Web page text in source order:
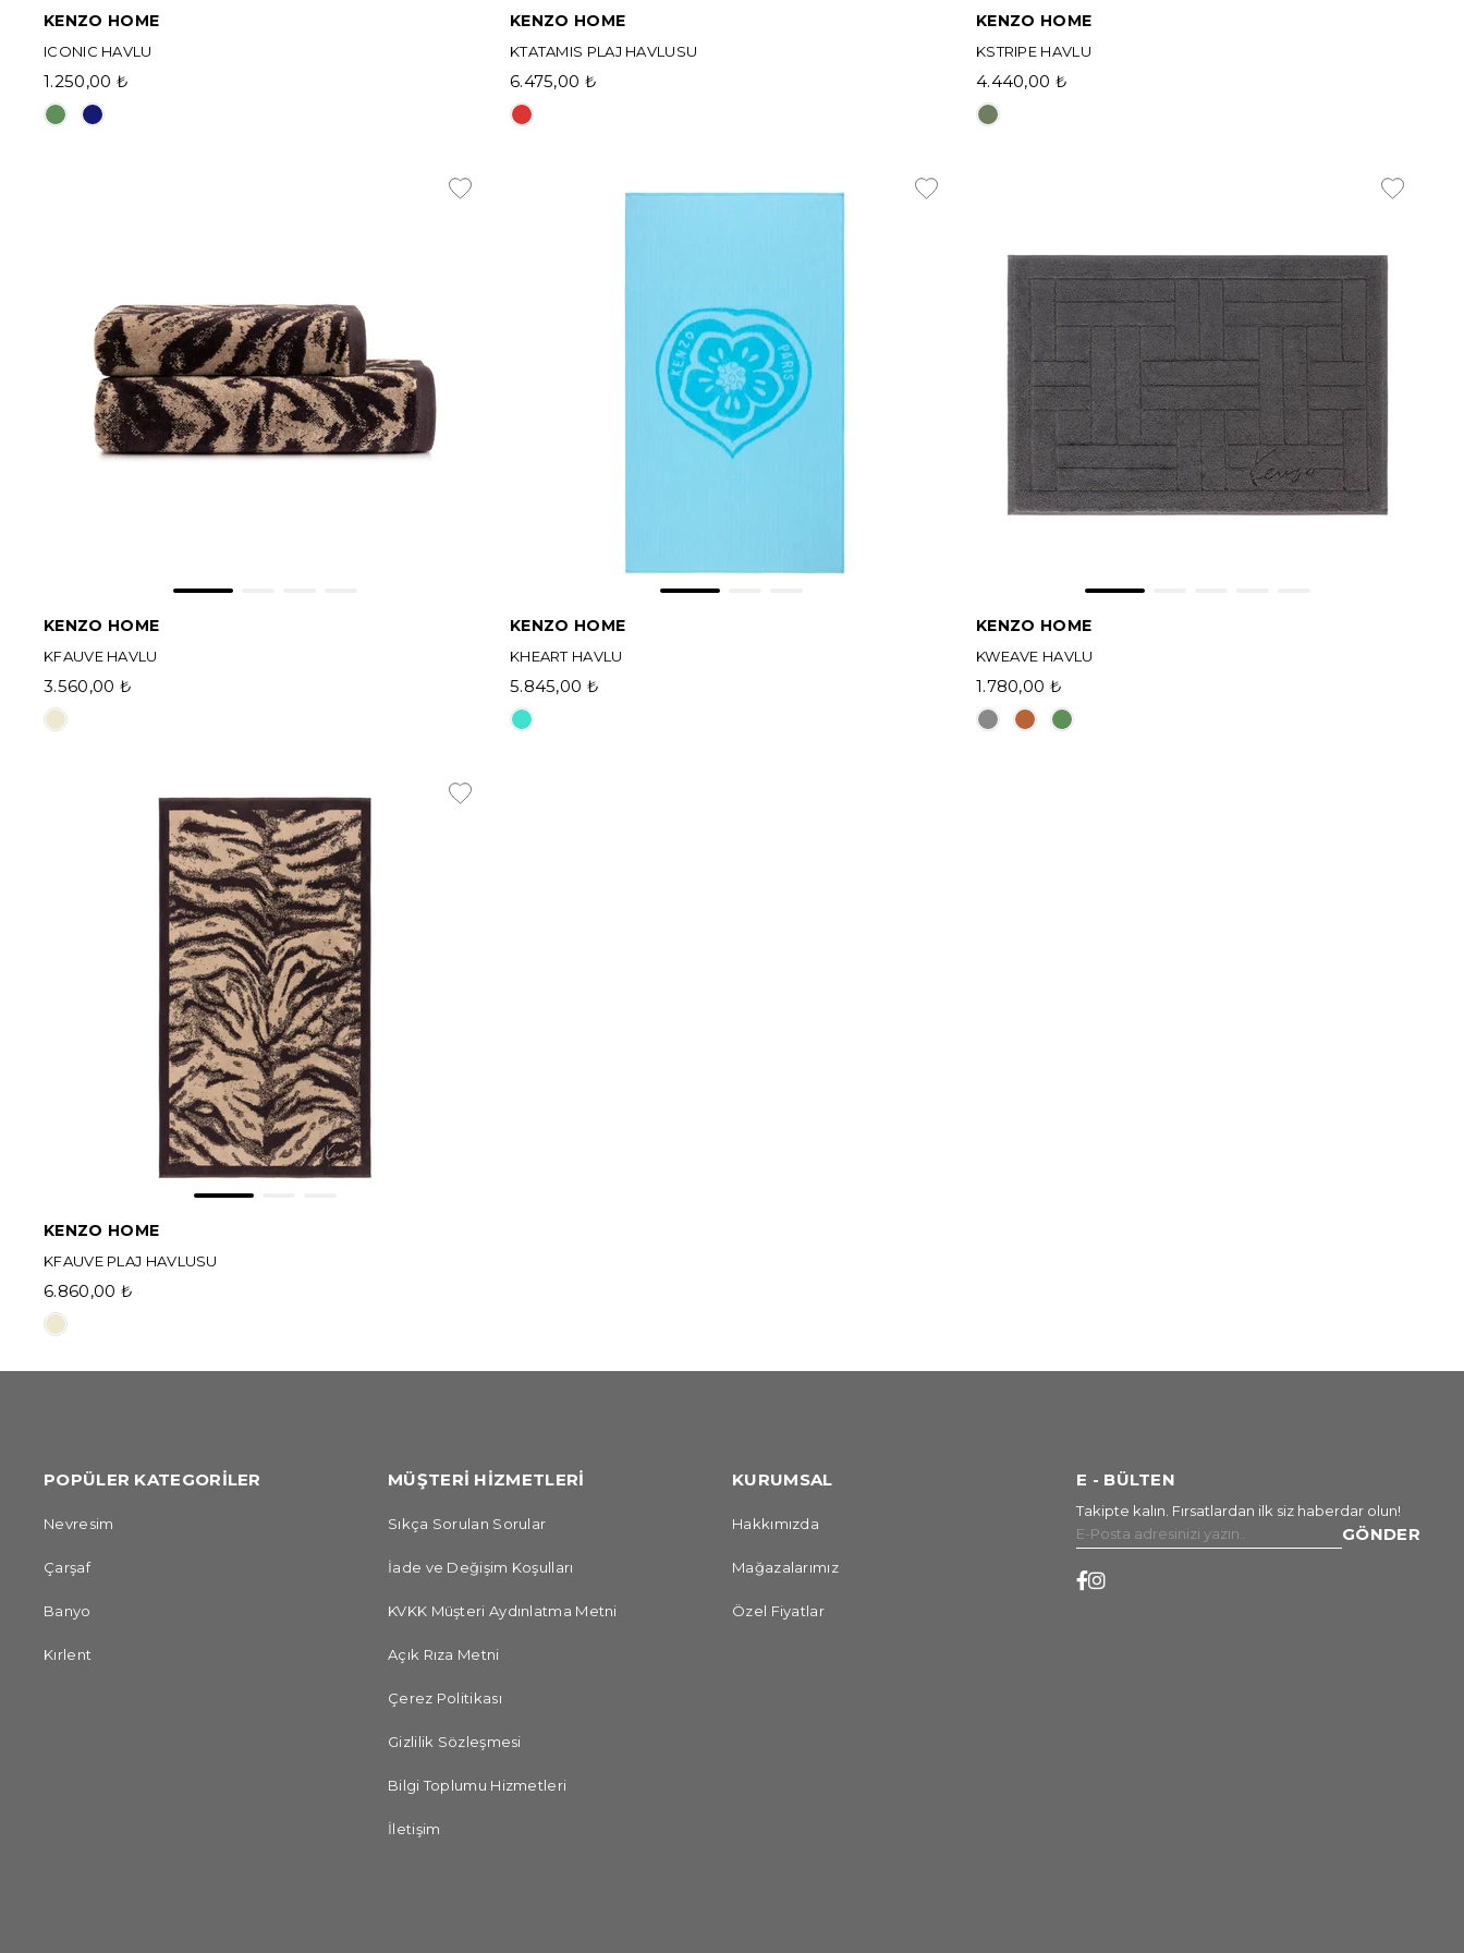
KENZO HOME
ICONIC HAVLU
1.250,00 ₺
KENZO HOME
KTATAMIS PLAJ HAVLUSU
6.475,00 ₺
KENZO HOME
KSTRIPE HAVLU
4.440,00 ₺
KENZO HOME
KFAUVE HAVLU
3.560,00 ₺
KENZO HOME
KHEART HAVLU
5.845,00 ₺
KENZO HOME
KWEAVE HAVLU
1.780,00 ₺
KENZO HOME
KFAUVE PLAJ HAVLUSU
6.860,00 ₺
POPÜLER KATEGORİLER
Nevresim
Çarşaf
Banyo
Kırlent
MÜŞTERİ HİZMETLERİ
Sıkça Sorulan Sorular
İade ve Değişim Koşulları
KVKK Müşteri Aydınlatma Metni
Açık Rıza Metni
Çerez Politikası
Gizlilik Sözleşmesi
Bilgi Toplumu Hizmetleri
İletişim
KURUMSAL
Hakkımızda
Mağazalarımız
Özel Fiyatlar
E - BÜLTEN
Takipte kalın. Fırsatlardan ilk siz haberdar olun!
GÖNDER